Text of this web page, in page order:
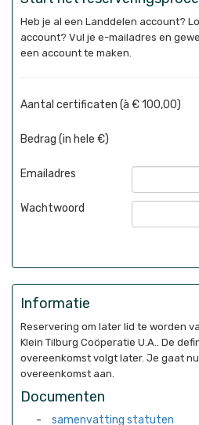
Heb je al een Landdelen account?
account? Vul je e-mailadres en
een account te maken.
Aantal certificaten (à € 100,00)
Bedrag (in hele €)
Emailadres
Wachtwoord
Informatie
Reservering om later lid te worden
Klein Tilburg Coöperatie U.A.. De
overeenkomst volgt later. Je gaat
overeenkomst aan.
Documenten
samenvatting statuten